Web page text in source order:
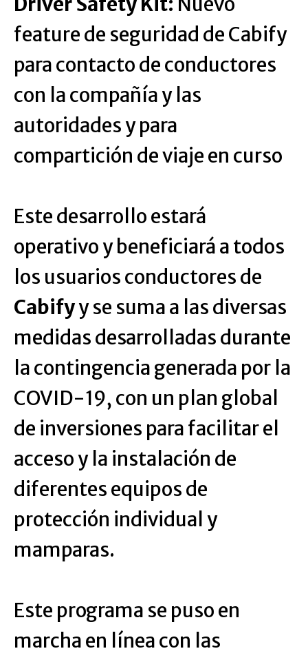
feature de seguridad de Cabify
para contacto de conductores
con la compañía y las
autoridades y para
compartición de viaje en curso
Este desarrollo estará
operativo y beneficiará a todos
los usuarios conductores de
Cabifyy se suma a las diversas
medidas desarrolladas durante
la contingencia generada por la
COVID-19, con un plan global
de inversiones para facilitar el
acceso y la instalación de
diferentes equipos de
protección individual y
mamparas.
Este programa se puso en
marcha en línea con las